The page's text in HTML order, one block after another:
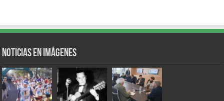
Noticias en Imágenes